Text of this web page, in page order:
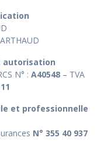
autorisation
N° : A40548– TVA
et professionnelle
N° 355 40 937